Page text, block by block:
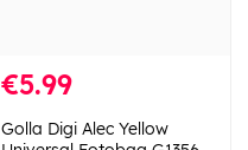
€5.99
Golla Digi Alec Yellow